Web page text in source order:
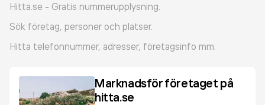
Hitta.se - Gratis nummerupplysning.
Sök företag, personer och platser.
Hitta telefonnummer, adresser, företagsinfo mm.
Marknadsför företaget på
hitta.se